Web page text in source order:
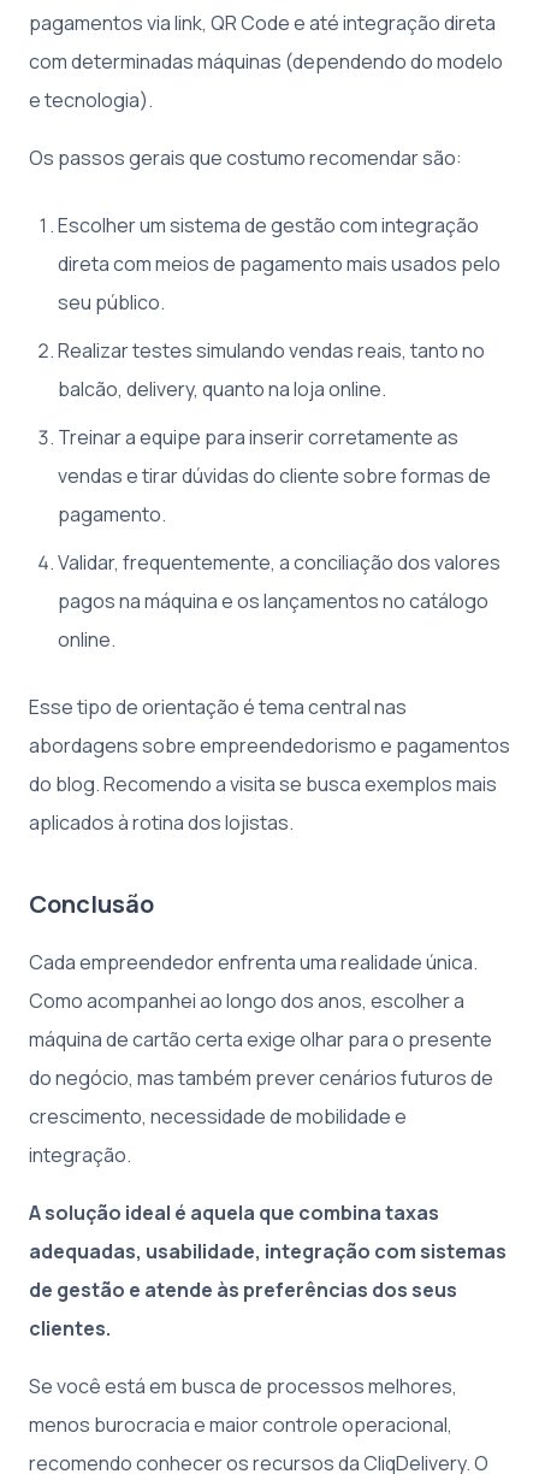
pagamentos via link, QR Code e até integração direta
com determinadas máquinas (dependendo do modelo
e tecnologia).
Os passos gerais que costumo recomendar são:
Escolher um sistema de gestão com integração
direta com meios de pagamento mais usados pelo
seu público.
Realizar testes simulando vendas reais, tanto no
balcão, delivery, quanto na loja online.
Treinar a equipe para inserir corretamente as
vendas e tirar dúvidas do cliente sobre formas de
pagamento.
Validar, frequentemente, a conciliação dos valores
pagos na máquina e os lançamentos no catálogo
online.
Esse tipo de orientação é tema central nas
abordagens sobre empreendedorismo e pagamentos
do blog. Recomendo a visita se busca exemplos mais
aplicados à rotina dos lojistas.
Conclusão
Cada empreendedor enfrenta uma realidade única.
Como acompanhei ao longo dos anos, escolher a
máquina de cartão certa exige olhar para o presente
do negócio, mas também prever cenários futuros de
crescimento, necessidade de mobilidade e
integração.
A solução ideal é aquela que combina taxas
adequadas, usabilidade, integração com sistemas
de gestão e atende às preferências dos seus
clientes.
Se você está em busca de processos melhores,
menos burocracia e maior controle operacional,
recomendo conhecer os recursos da CliqDelivery. O